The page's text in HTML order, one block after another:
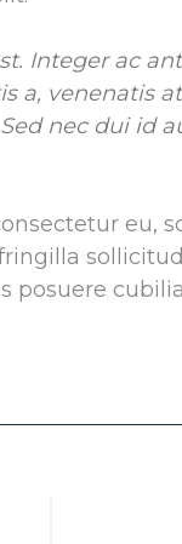
Integer ac
a, venenatis
nec dui id
eu,